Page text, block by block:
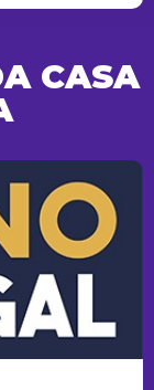
CASA